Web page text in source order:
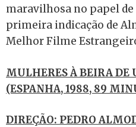
maravilhosa no papel de
primeira indicação de
Melhor Filme
MULHERES À BEIRA DE
(ESPANHA, 1988, 89
DIREÇÃO: PEDRO